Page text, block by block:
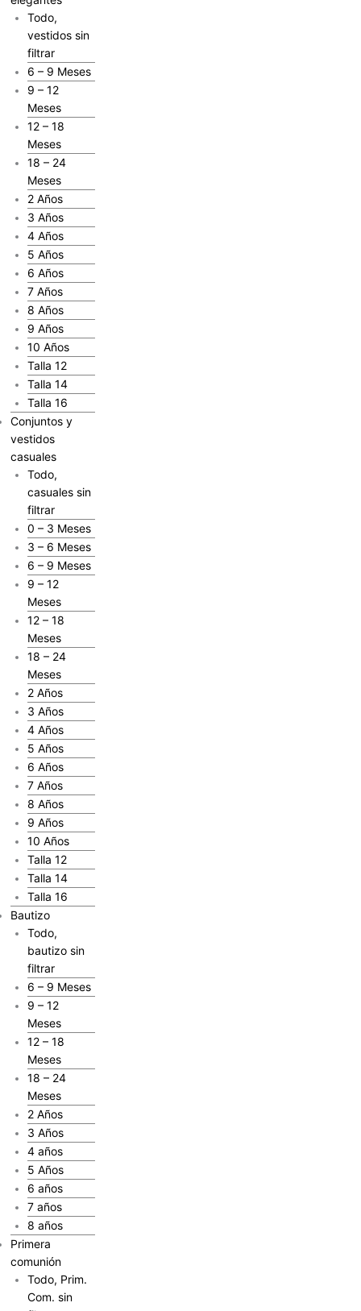
Todo,
vestidos sin
filtrar
6 – 9 Meses
9 – 12
Meses
12 – 18
Meses
18 – 24
Meses
2 Años
3 Años
4 Años
5 Años
6 Años
7 Años
8 Años
9 Años
10 Años
Talla 12
Talla 14
Talla 16
Conjuntos y
vestidos
casuales
Todo,
casuales sin
filtrar
0 – 3 Meses
3 – 6 Meses
6 – 9 Meses
9 – 12
Meses
12 – 18
Meses
18 – 24
Meses
2 Años
3 Años
4 Años
5 Años
6 Años
7 Años
8 Años
9 Años
10 Años
Talla 12
Talla 14
Talla 16
Bautizo
Todo,
bautizo sin
filtrar
6 – 9 Meses
9 – 12
Meses
12 – 18
Meses
18 – 24
Meses
2 Años
3 Años
4 años
5 Años
6 años
7 años
8 años
Primera
comunión
Todo, Prim.
Com. sin